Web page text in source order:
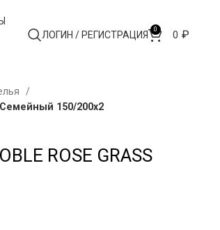
ЛОГИН / РЕГИСТРАЦИЯ 0 0 ₽
Семейный 150/200х2
ROSE GRASS